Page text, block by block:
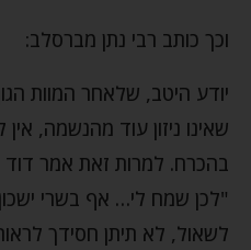
וכך כותב רבי נתן מברסלב:
יודע היטב, שלאחר המוות
שאינו ניזון עוד מהנשמה,
בהכרח. למרות זאת אמר דוד
"לכן שמח לי… אף בשרי
לשאול, לא תיתן חסידך